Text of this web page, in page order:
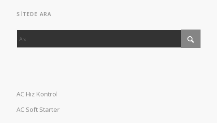
SITEDE ARA
AC Hız Kontrol
AC Soft Starter